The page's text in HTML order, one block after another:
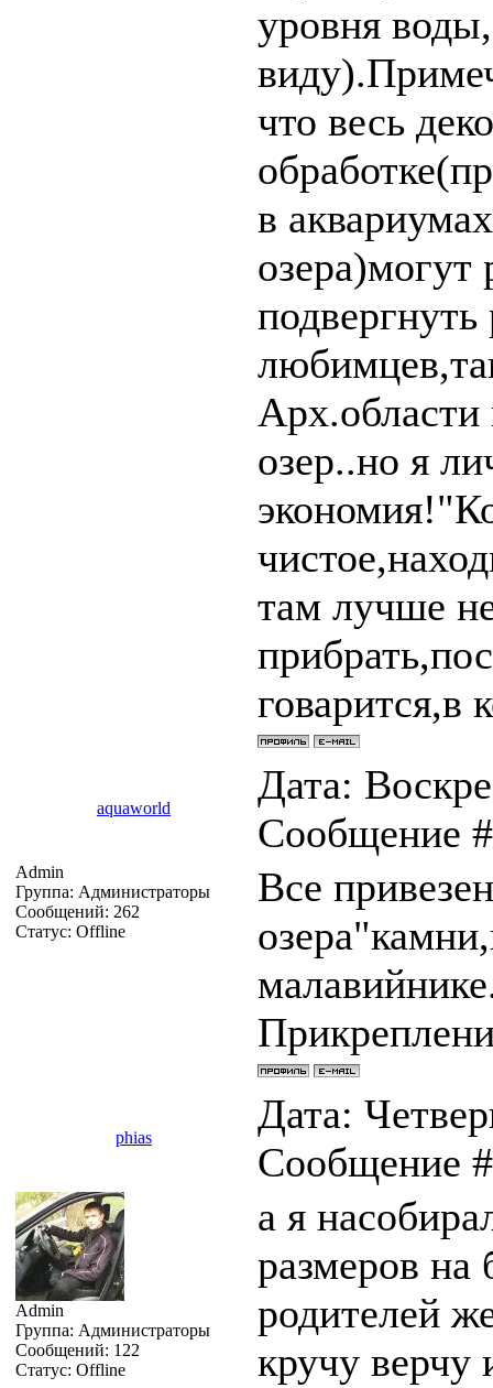
уровня
что весь
в
озера)могут
Арх.области
озер..но я
там лучше
говарится,в
aquaworld
Дата:
Сообщение
Admin
Группа: Администраторы
Сообщений: 262
Статус: Offline
Все
phias
Дата:
Сообщение
Admin
Группа: Администраторы
Сообщений: 122
Статус: Offline
а я
размеров на
родителей
кручу верчу